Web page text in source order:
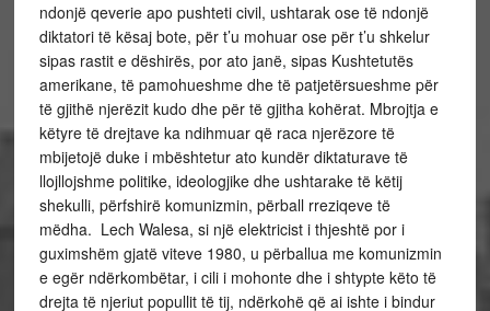
ndonjë qeverie apo pushteti civil, ushtarak ose të ndonjë
diktatori të kësaj bote, për t’u mohuar ose për t’u shkelur
sipas rastit e dëshirës, por ato janë, sipas Kushtetutës
amerikane, të pamohueshme dhe të patjetërsueshme për
të gjithë njerëzit kudo dhe për të gjitha kohërat. Mbrojtja e
këtyre të drejtave ka ndihmuar që raca njerëzore të
mbijetojë duke i mbështetur ato kundër diktaturave të
llojllojshme politike, ideologjike dhe ushtarake të këtij
shekulli, përfshirë komunizmin, përball rreziqeve të
mëdha. Lech Walesa, si një elektricist i thjeshtë por i
guximshëm gjatë viteve 1980, u përballua me komunizmin
e egër ndërkombëtar, i cili i mohonte dhe i shtypte këto të
drejta të njeriut popullit të tij, ndërkohë që ai ishte i bindur